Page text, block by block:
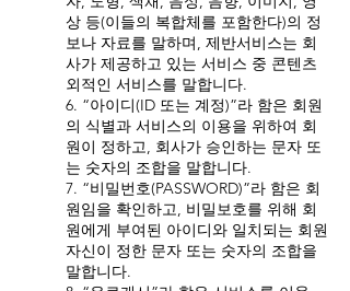
상 등(이들의 복합체를 포함한다)의 정
보나 자료를 말하며, 제반서비스는 회
사가 제공하고 있는 서비스 중 콘텐츠
외적인 서비스를 말합니다.
6. “아이디(ID 또는 계정)”라 함은 회원
의 식별과 서비스의 이용을 위하여 회
원이 정하고, 회사가 승인하는 문자 또
는 숫자의 조합을 말합니다.
7. “비밀번호(PASSWORD)”라 함은 회
원임을 확인하고, 비밀보호를 위해 회
원에게 부여된 아이디와 일치되는 회원
자신이 정한 문자 또는 숫자의 조합을
말합니다.